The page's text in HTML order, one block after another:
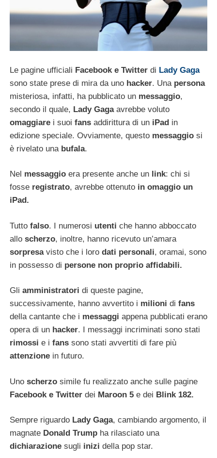
Le pagine ufficiali Facebook e Twitter di Lady Gaga
sono state prese di mira da uno hacker. Una persona
misteriosa, infatti, ha pubblicato un messaggio,
secondo il quale, Lady Gagaavrebbe voluto
omaggiare i suoi fans addirittura di un iPad in
edizione speciale. Ovviamente, questo messaggio si
è rivelato una bufala.
Nel messaggio era presente anche un link: chi si
fosse registrato, avrebbe ottenuto in omaggio un
iPad.
Tutto falso. I numerosi utenti che hanno abboccato
allo scherzo, inoltre, hanno ricevuto un’amara
sorpresavisto che i loro dati personali, oramai, sono
in possesso di persone non proprio affidabili.
Gli amministratori di queste pagine,
successivamente, hanno avvertito i milioni di fans
della cantante che i messaggi appena pubblicati erano
opera di un hacker. I messaggi incriminati sono stati
rimossi e i fans sono stati avvertiti di fare più
attenzione in futuro.
Uno scherzo simile fu realizzato anche sulle pagine
Facebook e Twitter dei Maroon 5 e dei Blink 182.
Sempre riguardo Lady Gaga, cambiando argomento, il
magnate Donald Trump ha rilasciato una
dichiarazione sugli inizi della pop star.